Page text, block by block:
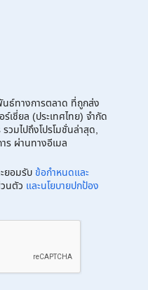
ธ์ทางการตลาด ที่ถูกส่ง
เชี่ยล (ประเทศไทย) จำกัด
วมไปถึงโปรโมชั่นล่าสุด,
ร ผ่านทางอีเมล
ยอมรับข้อกำหนดและ
นตัว และนโยบายปกป้อง